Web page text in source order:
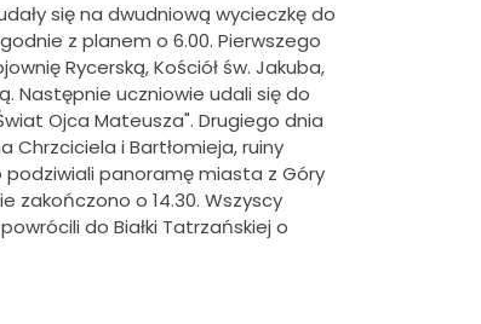
się na dwudniową wycieczkę do
z planem o 6.00. Pierwszego
Rycerską, Kościół św. Jakuba,
Następnie uczniowie udali się do
Ojca Mateusza". Drugiego dnia
Chrzciciela i Bartłomieja, ruiny
panoramę miasta z Góry
zakończono o 14.30. Wszyscy
do Białki Tatrzańskiej o